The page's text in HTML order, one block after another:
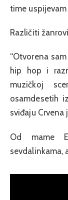
time
Različiti
“Otvorena
hip hop i
muzičkoj
osamdesetih
sviđaju Crvena
Od mame
sevdalinkama,